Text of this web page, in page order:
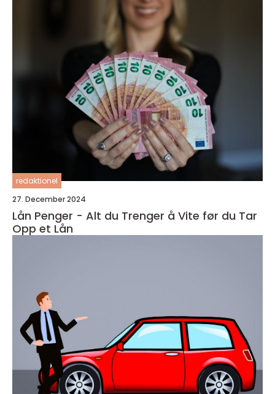
redaktionel
27. December 2024
Lån Penger - Alt du Trenger å Vite før du Tar
Opp et Lån